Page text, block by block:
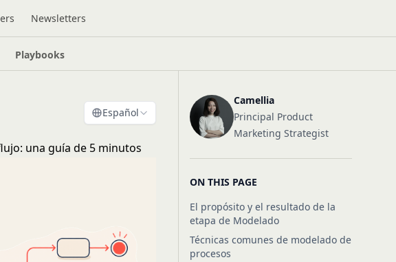
Newsletters
Playbooks
Español
una guía de 5 minutos
Camellia
Principal Product
Marketing Strategist
ON THIS PAGE
El propósito y el resultado de la
etapa de Modelado
Técnicas comunes de modelado de
procesos